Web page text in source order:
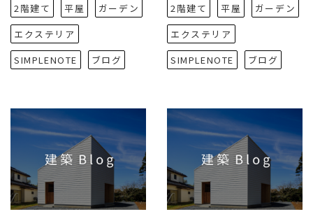
2階建て 平屋
ガーデン
エクステリア
SIMPLENOTE
ブログ
2階建て 平屋
ガーデン
エクステリア
SIMPLENOTE
ブログ